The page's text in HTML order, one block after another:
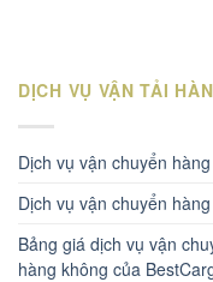
DỊCH VỤ VẬN TẢI
Dịch vụ vận chuyển
Dịch vụ vận chuyển
Bảng giá dịch vụ vận
hàng không của